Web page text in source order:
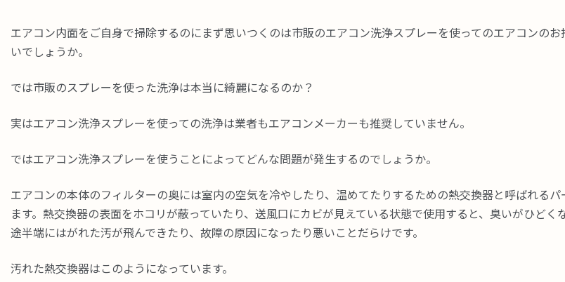
エアコン内面をご自身で掃除するのにまず思いつくのは市販のエアコン洗浄スプレーを使ってのエアコンのお
いでしょうか。
では市販のスプレーを使った洗浄は本当に綺麗になるのか？
実はエアコン洗浄スプレーを使っての洗浄は業者もエアコンメーカーも推奨していません。
ではエアコン洗浄スプレーを使うことによってどんな問題が発生するのでしょうか。
エアコンの本体のフィルターの奥には室内の空気を冷やしたり、温めてたりするための熱交換器と呼ばれるパ
ます。熱交換器の表面をホコリが蔽っていたり、送風口にカビが見えている状態で使用すると、臭いがひどく
途半端にはがれた汚が飛んできたり、故障の原因になったり悪いことだらけです。
汚れた熱交換器はこのようになっています。